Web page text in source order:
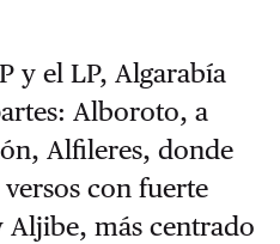
y el LP, Algarabía
Alboroto, a
Alfileres, donde
con fuerte
más centrado